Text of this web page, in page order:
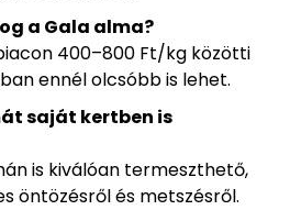
a Gala alma?
400–800 Ft/kg közötti
ennél olcsóbb is lehet.
saját kertben is
is kiválóan termeszthető,
öntözésről és metszésről.